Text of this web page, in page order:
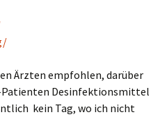
Ärzten empfohlen, darüber
Patienten Desinfektionsmittel
kein Tag, wo ich nicht